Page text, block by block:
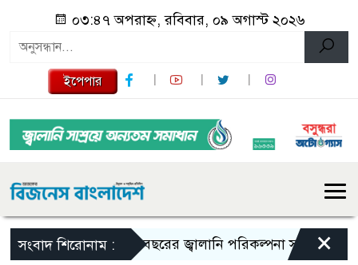
০৩:৪৭ অপরাহ্ন, রবিবার, ০৯ অগাস্ট ২০২৬
ইপেপার
সংবাদ শিরোনাম :১০ বছরের জ্বালানি পরিকল্পনা সংসদে তুলে ধরবে
×